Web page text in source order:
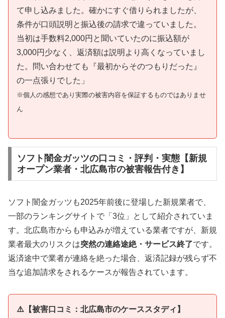
て申し込みました。確かにすぐ借りられましたが、
条件が口頭説明と振込後の請求で違っていました。
当初は手数料2,000円と聞いていたのに振込額が
3,000円少なく、返済額は説明より高くなっていまし
た。問い合わせても『最初からそのつもりだった』
の一点張りでした」
※個人の感想であり実際の被害内容を保証するものではありませ
ん
ソフト闇金ガッツの口コミ・評判・実態【新規
オープン業者・北広島市の被害報告付き】
ソフト闇金ガッツも2025年前後に登場した新規業者で、
一部のランキングサイトで「3位」として紹介されていま
す。北広島市からも申込みが増えている業者ですが、新規
業者最大のリスクは突然の連絡途絶・サービス終了です。
返済途中で業者が連絡を絶った場合、返済記録が残らず不
当な追加請求をされるケースが報告されています。
⚠️【被害口コミ：北広島市のケーススタディ】